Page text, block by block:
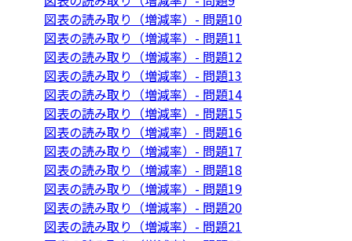
図表の読み取り（増減率）- 問題10
図表の読み取り（増減率）- 問題11
図表の読み取り（増減率）- 問題12
図表の読み取り（増減率）- 問題13
図表の読み取り（増減率）- 問題14
図表の読み取り（増減率）- 問題15
図表の読み取り（増減率）- 問題16
図表の読み取り（増減率）- 問題17
図表の読み取り（増減率）- 問題18
図表の読み取り（増減率）- 問題19
図表の読み取り（増減率）- 問題20
図表の読み取り（増減率）- 問題21